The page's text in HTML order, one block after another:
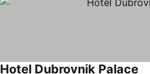
Hotel Dubrovnik Palace